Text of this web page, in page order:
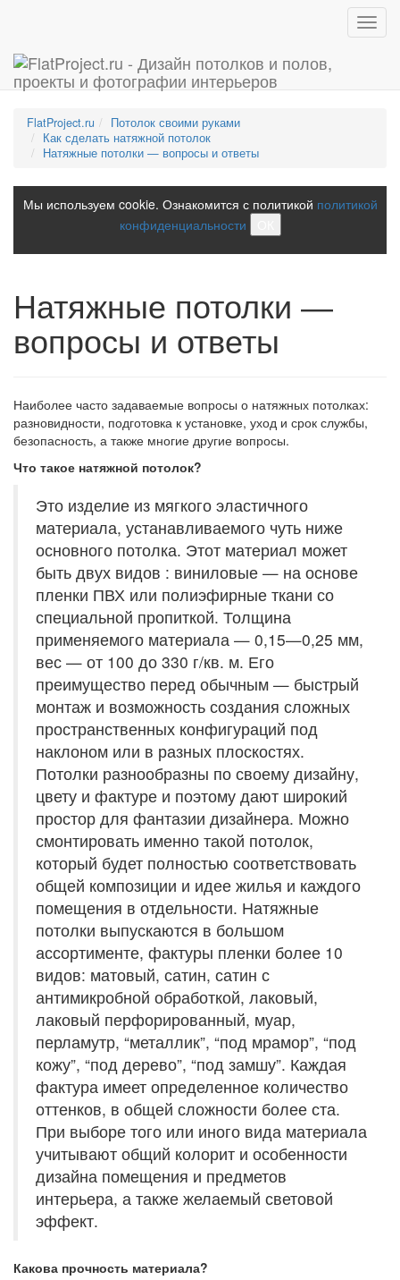
FlatProject.ru
Потолок своими руками
Как сделать натяжной потолок
Натяжные потолки — вопросы и ответы
Мы используем cookie. Ознакомится с политикой политикой
конфиденциальности
Натяжные потолки —
вопросы и ответы
Наиболее часто задаваемые вопросы о натяжных потолках:
разновидности, подготовка к установке, уход и срок службы,
безопасность, а также многие другие вопросы.
Что такое натяжной потолок?
Это изделие из мягкого эластичного
материала, устанавливаемого чуть ниже
основного потолка. Этот материал может
быть двух видов : виниловые — на основе
пленки ПВХ или полиэфирные ткани со
специальной пропиткой. Толщина
применяемого материала — 0,15—0,25 мм,
вес — от 100 до 330 г/кв. м. Его
преимущество перед обычным — быстрый
монтаж и возможность создания сложных
пространственных конфигураций под
наклоном или в разных плоскостях.
Потолки разнообразны по своему дизайну,
цвету и фактуре и поэтому дают широкий
простор для фантазии дизайнера. Можно
смонтировать именно такой потолок,
который будет полностью соответствовать
общей композиции и идее жилья и каждого
помещения в отдельности. Натяжные
потолки выпускаются в большом
ассортименте, фактуры пленки более 10
видов: матовый, сатин, сатин с
антимикробной обработкой, лаковый,
лаковый перфорированный, муар,
перламутр, “металлик”, “под мрамор”, “под
кожу”, “под дерево”, “под замшу”. Каждая
фактура имеет определенное количество
оттенков, в общей сложности более ста.
При выборе того или иного вида материала
учитывают общий колорит и особенности
дизайна помещения и предметов
интерьера, а также желаемый световой
эффект.
Какова прочность материала?